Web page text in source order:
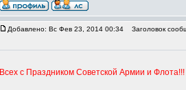
Добавлено: Вс Фев 23, 2014 00:34 Заголовок
Всех с Праздником Советской Армии и Флота!!!